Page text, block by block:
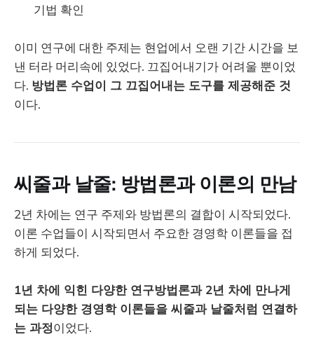
기법 확인
이미 연구에 대한 주제는 현업에서 오랜 기간 시간을 보
낸 터라 머리속에 있었다. 끄집어내기가 어려울 뿐이었
다. 방법론 수업이 그 끄집어내는 도구를 제공해준 것
이다.
씨줄과 날줄: 방법론과 이론의 만남
2년 차에는 연구 주제와 방법론의 결합이 시작되었다.
이론 수업들이 시작되면서 주요한 경영학 이론들을 접
하게 되었다.
1년 차에 익힌 다양한 연구방법론과 2년 차에 만나게
되는 다양한 경영학 이론들을 씨줄과 날줄처럼 연결하
는 과정이었다.